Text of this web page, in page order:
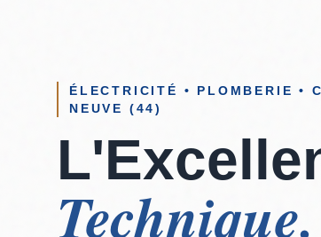
ÉLECTRICITÉ • PLOMBERIE •
NEUVE (44)
Technique.